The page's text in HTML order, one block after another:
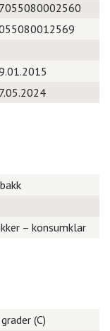
– konsumklar
(C)